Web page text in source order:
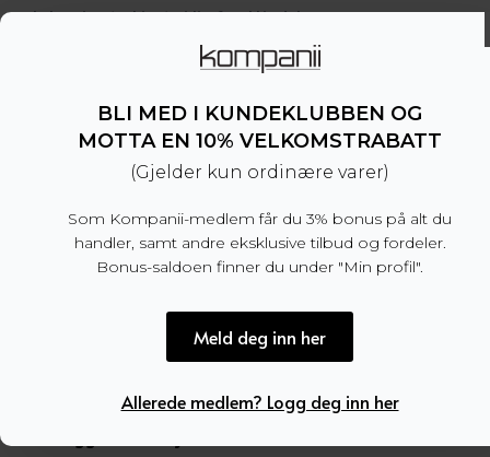
Luksuriøs t-skjorte i lin fra J.Lindeberg.
– Rund hals
– 100% lin
– Produsert i Kina
Dette produktet er for tiden utsolgt og
BLI MED I KUNDEKLUBBEN OG
MOTTA EN 10% VELKOMSTRABATT
(Gjelder kun ordinære varer)
Som Kompanii-medlem får du 3% bonus på alt du
handler, samt andre eksklusive tilbud og fordeler.
Bonus-saldoen finner du under "Min profil".
Meld deg inn her
Allerede medlem? Logg deg inn her